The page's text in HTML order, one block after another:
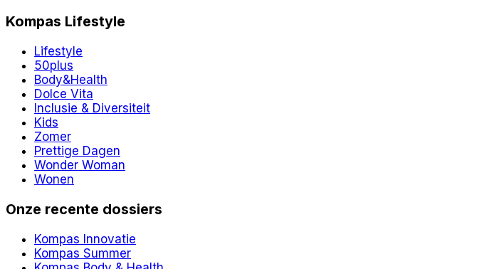
Kompas Lifestyle
Lifestyle
50plus
Body&Health
Dolce Vita
Inclusie & Diversiteit
Kids
Zomer
Prettige Dagen
Wonder Woman
Wonen
Onze recente dossiers
Kompas Innovatie
Kompas Summer